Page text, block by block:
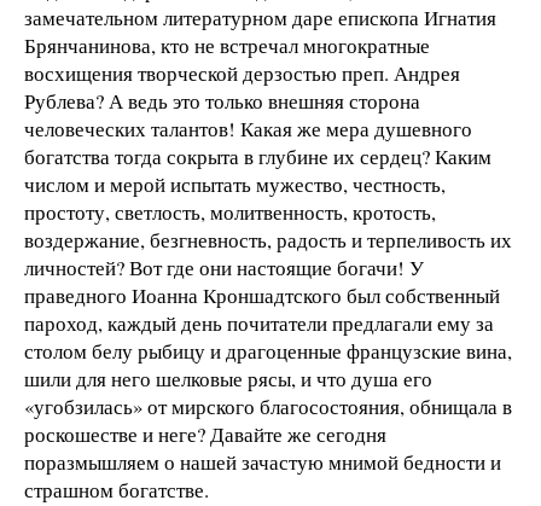
замечательном литературном даре епископа Игнатия
Брянчанинова, кто не встречал многократные
восхищения творческой дерзостью преп. Андрея
Рублева? А ведь это только внешняя сторона
человеческих талантов! Какая же мера душевного
богатства тогда сокрыта в глубине их сердец? Каким
числом и мерой испытать мужество, честность,
простоту, светлость, молитвенность, кротость,
воздержание, безгневность, радость и терпеливость их
личностей? Вот где они настоящие богачи! У
праведного Иоанна Кроншадтского был собственный
пароход, каждый день почитатели предлагали ему за
столом белу рыбицу и драгоценные французские вина,
шили для него шелковые рясы, и что душа его
«угобзилась» от мирского благосостояния, обнищала в
роскошестве и неге? Давайте же сегодня
поразмышляем о нашей зачастую мнимой бедности и
страшном богатстве.